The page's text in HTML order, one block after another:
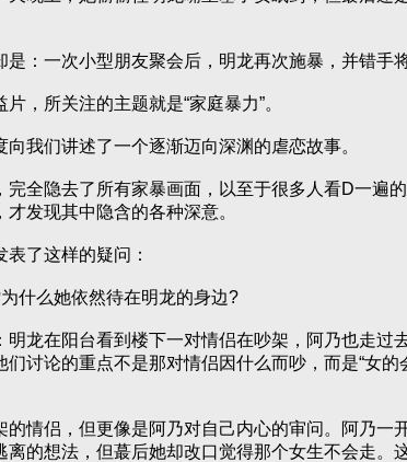
一次小型朋友聚会后，明龙再次施暴，并错手将
所关注的主题就是“家庭暴力”。
们讲述了一个逐渐迈向深渊的虐恋故事。
全隐去了所有家暴画面， 以至于很多人看D一遍
才发现其中隐含的各种深意。
了这样的疑问：
么她依然待在明龙的身边?
在阳台看到楼下一对情侣在吵架，阿乃也走过
讨论的重点不是那对情侣因什么而吵，而是“女的
侣，但更像是阿乃对自己内心的审问。阿乃一
离的想法，但蕞后她却改口觉得那个女生不会走。